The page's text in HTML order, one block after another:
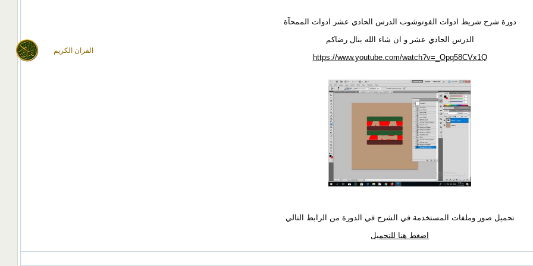
القران الكريم
دورة شرح شريط ادوات الفوتوشوب الدرس الحادي عشر ادوات الممحآة
الدرس الحادي عشر و ان شاء الله ينال رضاكم
https://www.youtube.com/watch?v=_Opq58CVx1Q
تحميل صور وملفات المستخدمة في الشرح في الدورة من الرابط التالي
اضغط هنا للتحميل